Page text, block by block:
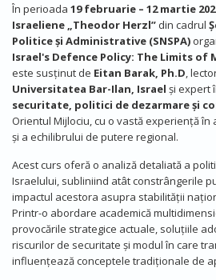
În perioada 19 februarie – 12 martie
Israeliene „Theodor Herzl” din cadrul
Politice și Administrative (SNSPA)
Israel's Defence Policy: The Limits of
este susținut de Eitan Barak, Ph.D ,
Universitatea Bar-Ilan, Israel și expert
securitate, politici de dezarmare și
Orientul Mijlociu, cu o vastă experiență
și a echilibrului de putere regional.
Acest curs oferă o analiză detaliată a
Israelului, subliniind atât constrângerile
impactul acestora asupra stabilității
Printr-o abordare academică
provocările strategice actuale, soluțiile
riscurilor de securitate și modul în care
influențează conceptele tradiționale de